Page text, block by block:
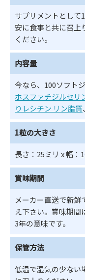
サプリメントとして
安に食事と共に召上
ください。
内容量
今なら、100ソフト
ホスファチジルセリ
りレシチン リン脂質、
1粒の大きさ
長さ：25ミリ x 幅：
賞味期間
メーカー直送で新鮮
え下さい。賞味期
3年の意味です。
保管方法
低温で湿気の少ない